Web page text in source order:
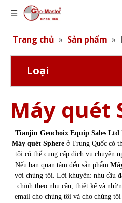
Trang chủ » Sản phẩm »
Loại
Máy quét
Tianjin Geochoix Equip Sales Ltd
Máy quét Sphereở Trung Quốc có
tôi có thể cung cấp dịch vụ chuyên
Nếu bạn quan tâm đến sản phẩm
với chúng tôi. Lời khuyên: nhu cầu
chỉnh theo nhu cầu, thiết kế và
email cho chúng tôi và cho chúng